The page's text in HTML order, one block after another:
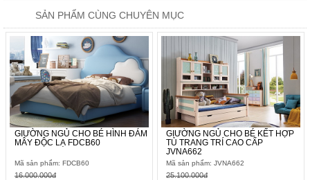
SẢN PHẨM CÙNG CHUYÊN MỤC
GIƯỜNG NGỦ CHO BÉ HÌNH ĐÁM
MÂY ĐỘC LẠ FDCB60
Mã sản phẩm: FDCB60
16.000.000đ
GIƯỜNG NGỦ CHO BÉ KẾT HỢP
TỦ TRANG TRÍ CAO CẤP
JVNA662
Mã sản phẩm: JVNA662
25.100.000đ